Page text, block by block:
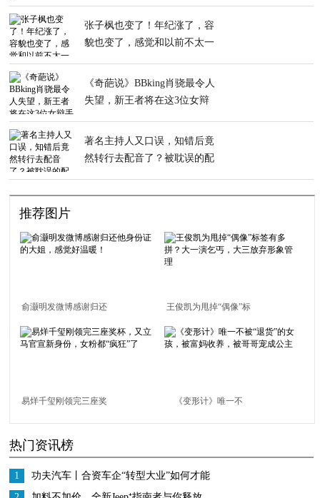
张子枫也变了！年纪涨了，容
貌也变了，感觉和以前不太一
《奇葩说》BBking肖骁最令人
失望，新王者将在这3位女辩
著名主持人又口误，知错后竟
然转行去配音了？被耽误的配
推荐图片
俞灏明发微博感谢归还
他身份证的大姐，感觉
好温暖！
王俊凯为甩掉“偶像”标
签有多拼？大一演乞
丐，大三放弃形象管理
易烊千玺刚领完三座奖
份，女粉都“疯狂”了
《变形计》唯一不
热门资讯榜
1
功夫汽车丨合资车企“转型大业”如何才能
更高效务实？这家车企做了一次有益尝